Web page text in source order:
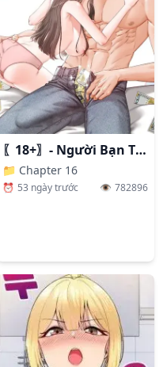
〖18+〗- Người Bạn Thanh Mai Trúc Mã Tính Theo Giá Thị Trường
📁 Chapter 16
⏰ 53 ngày trước 👁️ 782896